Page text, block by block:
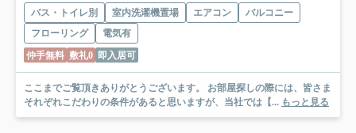
バス・トイレ別 室内洗濯機置場 エアコン
バルコニー
フローリング
電気有
仲手無料 敷礼0 即入居可
ここまでご覧頂きありがとうございます。 お部屋探しの際には、皆さま
それぞれこだわりの条件があると思いますが、当社では【... もっと見る